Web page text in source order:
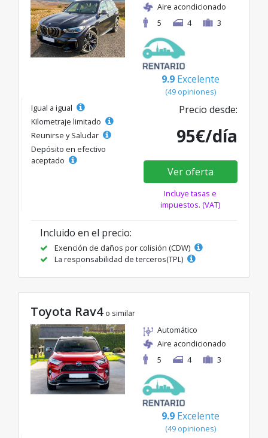
Aire acondicionado
5
4 3
9.9 Excelente
(49 opiniones)
Igual a igual
Kilometraje limitado
Reunirse y Saludar
Depósito en efectivo
aceptado
Precio desde:
95€/día
Ver oferta
Incluye tasas e
impuestos. (VAT)
Incluido en el precio:
Exención de daños por colisión (CDW)
La responsabilidad de terceros(TPL)
Toyota Rav4 o similar
Automático
Aire acondicionado
5
4 3
9.9 Excelente
(49 opiniones)